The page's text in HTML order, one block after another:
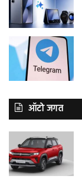
ऑटो जगत